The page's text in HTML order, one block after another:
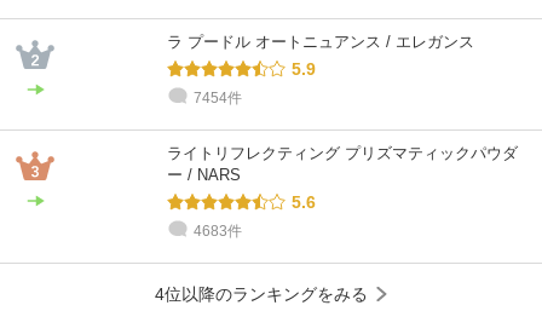
敏感肌 / ～20代 / ブルベ 敏感肌 / ～20代 / ブルベ
乾燥肌 / 30代 / ブルベ 乾燥肌 / 30代 / ブルベ
乾燥肌 / ～20代 / ブルベ 乾燥肌 / 30代 / イエベ
ラ プードル オートニュアンス / エレガンス
5.9
7454件
ライトリフレクティング プリズマティックパウダ
ー / NARS
5.6
4683件
4位以降のランキングをみる